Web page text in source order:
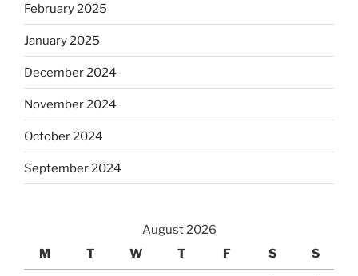
February 2025
January 2025
December 2024
November 2024
October 2024
September 2024
August 2026
M
T W T F S S